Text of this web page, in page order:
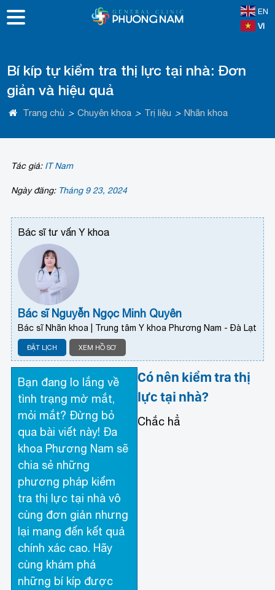
EN
VI
Bí kíp tự kiểm tra thị lực tại nhà: Đơn
giản và hiệu quả
Trang chủ > Chuyên khoa > Trị liệu > Nhãn khoa
Tác giả: IT Nam
Ngày đăng: Tháng 9 23, 2024
Bác sĩ tư vấn Y khoa
Bác sĩ Nguyễn Ngọc Minh Quyên
Bác sĩ Nhãn khoa | Trung tâm Y khoa Phương Nam - Đà Lạt
ĐẶT LỊCH XEM HỒ SƠ
Bạn đang lo lắng về
tình trạng mờ mắt,
mỏi mắt? Đừng bỏ
qua bài viết này! Đa
khoa Phương Nam sẽ
chia sẻ những
phương pháp kiểm
tra thị lực tại nhà vô
cùng đơn giản nhưng
lại mang đến kết quả
chính xác cao. Hãy
cùng khám phá
những bí kíp được
Có nên kiểm tra thị
lực tại nhà?
Chắc hẳ